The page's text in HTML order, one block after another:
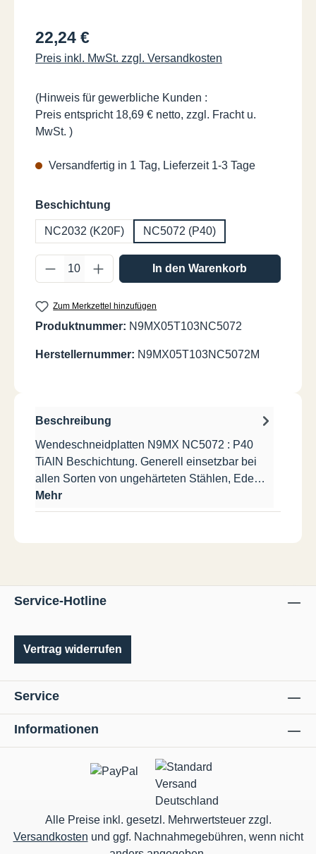
Regulärer Preis:
22,24 €
Preis inkl. MwSt. zzgl. Versandkosten
(Hinweis für gewerbliche Kunden :
Preis entspricht 18,69 € netto, zzgl. Fracht u.
MwSt. )
Versandfertig in 1 Tag, Lieferzeit 1-3 Tage
Beschichtung
NC2032 (K20F) NC5072 (P40)
Produkt Anzahl: Gib den gewünschten
In den Warenkorb
Zum Merkzettel hinzufügen
Produktnummer: N9MX05T103NC5072
Herstellernummer: N9MX05T103NC5072M
Beschreibung
Wendeschneidplatten N9MX NC5072 : P40
TiAlN Beschichtung. Generell einsetzbar bei
allen Sorten von ungehärteten Stählen, Ede…
Mehr
Service-Hotline
Vertrag widerrufen
Service
Informationen
Alle Preise inkl. gesetzl. Mehrwertsteuer zzgl.
Versandkosten und ggf. Nachnahmegebühren, wenn nicht